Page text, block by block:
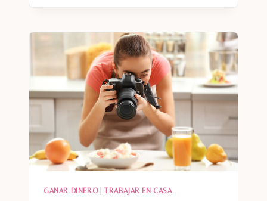
PARA
TRABAJAR
DESDE
CASA
GANAR DINERO| TRABAJAR EN CASA